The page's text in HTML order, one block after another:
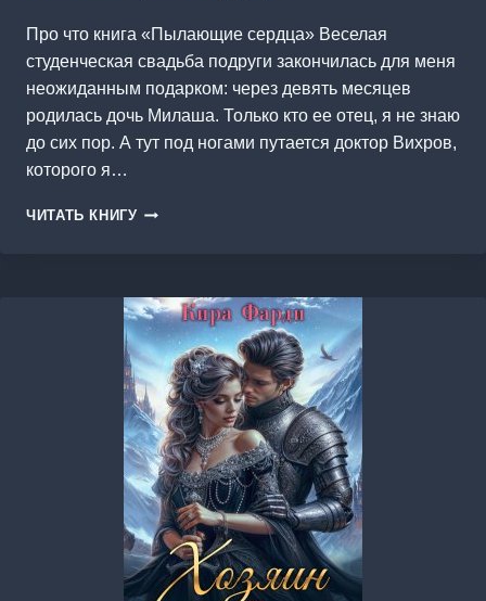
Про что книга «Пылающие сердца» Веселая
студенческая свадьба подруги закончилась для меня
неожиданным подарком: через девять месяцев
родилась дочь Милаша. Только кто ее отец, я не знаю
до сих пор. А тут под ногами путается доктор Вихров,
которого я…
ЧИТАТЬ КНИГУ ПЫЛАЮЩИЕ